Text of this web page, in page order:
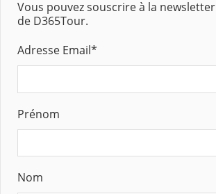
Vous pouvez souscrire à la newsletter
de D365Tour.
Adresse Email*
Prénom
Nom